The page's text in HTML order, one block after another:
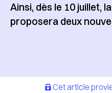
Ainsi, dès le 10 juillet,
proposera deux
Cet article